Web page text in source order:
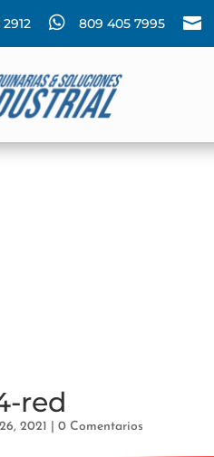
 809 405 7995 
red
2021 |0 Comentarios